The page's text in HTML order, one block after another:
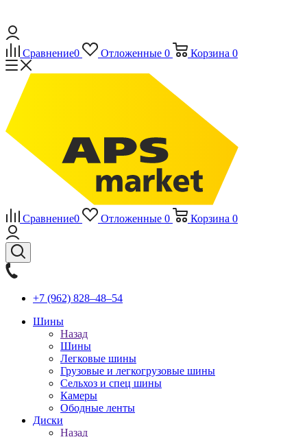
Сравнение0 Отложенные 0 Корзина 0
Сравнение0 Отложенные 0 Корзина 0
+7 (962) 828‒48‒54
Шины
Назад
Шины
Легковые шины
Грузовые и легкогрузовые шины
Сельхоз и спец шины
Камеры
Ободные ленты
Диски
Назад